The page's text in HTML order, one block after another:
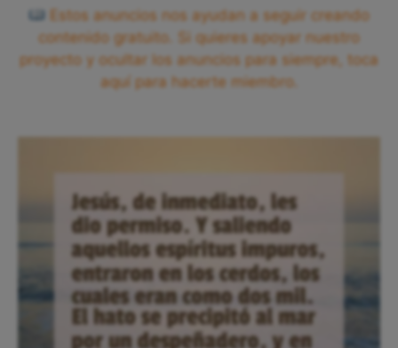
Estos anuncios nos ayudan a seguir creando
contenido gratuito. Si quieres apoyar nuestro
proyecto y ocultar los anuncios para siempre, toca
aquí para hacerte miembro.